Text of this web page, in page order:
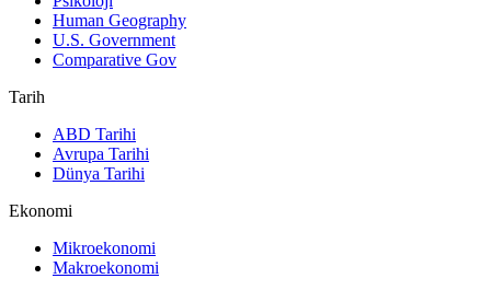
Human Geography
U.S. Government
Comparative Gov
Tarih
ABD Tarihi
Avrupa Tarihi
Dünya Tarihi
Ekonomi
Mikroekonomi
Makroekonomi